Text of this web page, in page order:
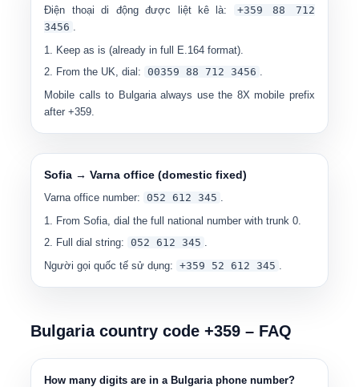
Điện thoại di động được liệt kê là:
+359 88 712
3456 .
Keep as is (already in full E.164 format).
From the UK, dial:
00359 88 712 3456 .
Mobile calls to Bulgaria always use the 8X mobile prefix
after +359.
Sofia → Varna office (domestic fixed)
Varna office number: 052 612 345 .
From Sofia, dial the full national number with trunk 0.
Full dial string:
052 612 345 .
Người gọi quốc tế sử dụng:
+359 52 612 345 .
Bulgaria country code +359 – FAQ
How many digits are in a Bulgaria phone number?